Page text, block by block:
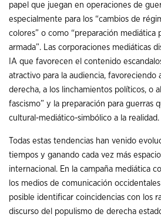
papel que juegan en operaciones de
especialmente para los “cambios de
colores” o como “preparación mediática
armada”. Las corporaciones mediáticas
IA que favorecen el contenido
atractivo para la audiencia, favoreciendo
derecha, a los linchamientos políticos, o
fascismo” y la preparación para guerras
cultural-mediático-simbólico a la realidad.
Todas estas tendencias han venido
tiempos y ganando cada vez más
internacional. En la campaña mediática
los medios de comunicación
posible identificar coincidencias con los
discurso del populismo de derecha